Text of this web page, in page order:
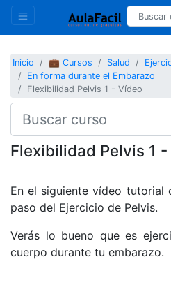
Inicio 💼 Cursos Salud
En forma durante el Embarazo
Flexibilidad Pelvis 1 - Vídeo
Flexibilidad Pelvis 1
En el siguiente vídeo tutorial
paso del Ejercicio de Pelvis.
Verás lo bueno que es
cuerpo durante tu embarazo.